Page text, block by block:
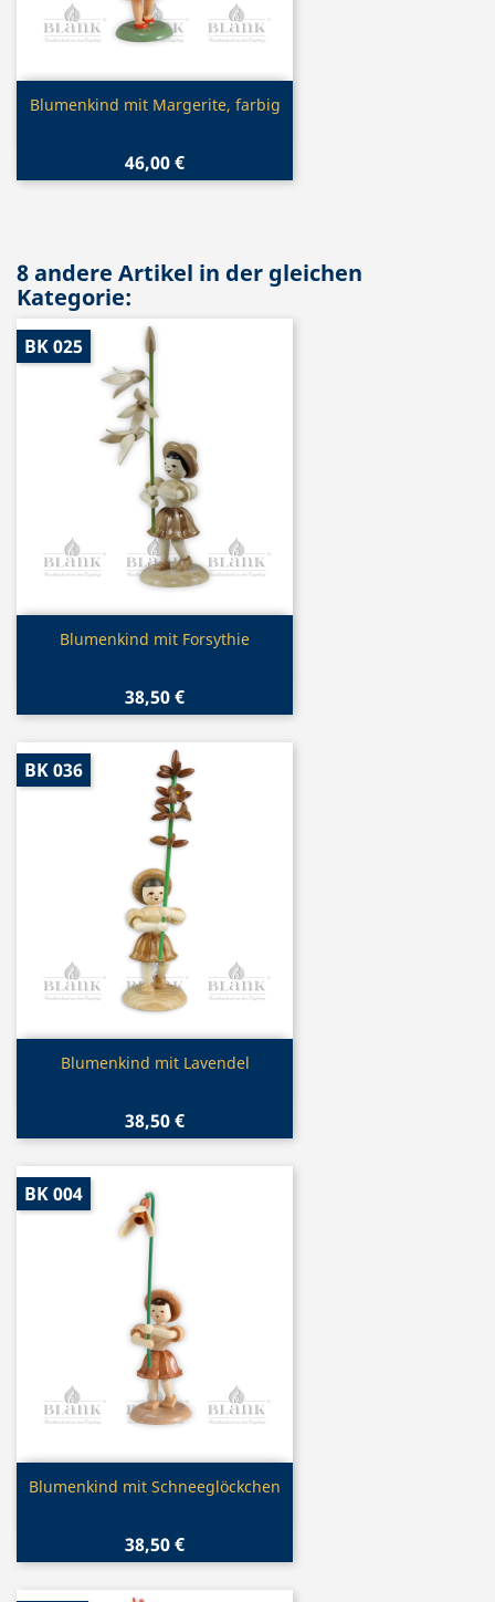
Vorschau
Blumenkind mit Margerite, farbig
46,00 €
8 andere Artikel in der gleichen
Kategorie:
Vorschau
Blumenkind mit Forsythie
38,50 €
BK 025
Vorschau
Blumenkind mit Lavendel
38,50 €
BK 036
Vorschau
Blumenkind mit Schneeglöckchen
38,50 €
BK 004